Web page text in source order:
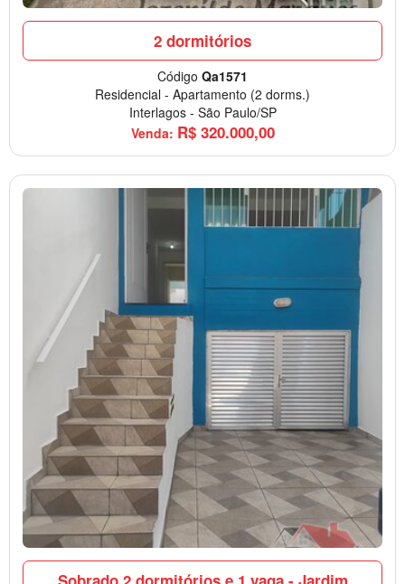
2 dormitórios
Código Qa1571
Residencial - Apartamento (2 dorms.)
Interlagos - São Paulo/SP
Venda: R$ 320.000,00